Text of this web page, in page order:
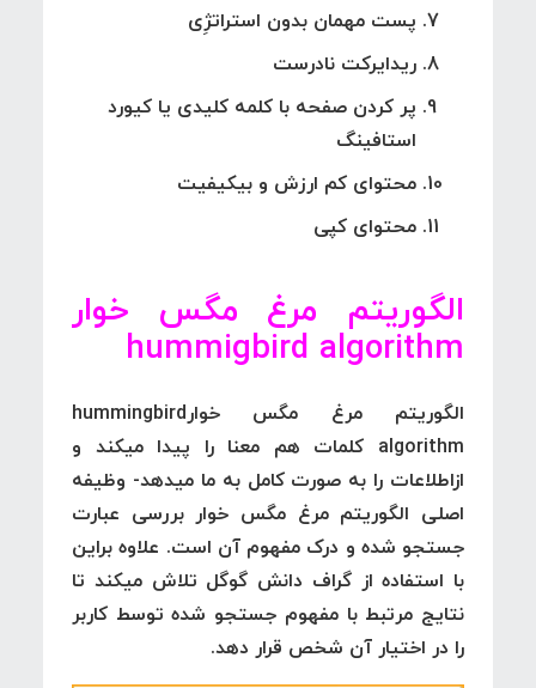
پست مهمان بدون استراتژِی
ریدایرکت نادرست
پر کردن صفحه با کلمه کلیدی یا کیورد
استافینگ
محتوای کم ارزش و بیکیفیت
محتوای کپی
الگوریتم مرغ مگس خوار
hummigbird algorithm
الگوریتم مرغ مگس خوارhummingbird
algorithm کلمات هم معنا را پیدا میکند و
ازاطلاعات را به صورت کامل به ما میدهد- وظیفه
اصلی الگوریتم مرغ مگس خوار بررسی عبارت
جستجو شده و درک مفهوم آن است. علاوه براین
با استفاده از گراف دانش گوگل تلاش میکند تا
نتایج مرتبط با مفهوم جستجو شده توسط کاربر
را در اختیار آن شخص قرار دهد.